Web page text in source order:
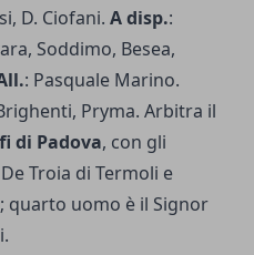
D. Ciofani. A disp.:
Soddimo, Besea,
: Pasquale Marino.
Pryma. Arbitra il
di Padova, con gli
Troia di Termoli e
quarto uomo è il Signor